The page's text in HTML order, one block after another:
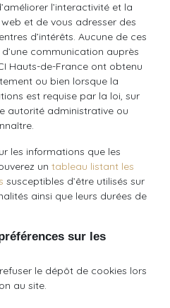
l’interactivité et la
et de vous adresser des
d’intérêts. Aucune de ces
communication auprès
Hauts-de-France ont obtenu
ou bien lorsque la
est requise par la loi, sur
autorité administrative ou
les informations que les
un tableau listant les
susceptibles d’être utilisés sur
ainsi que leurs durées de
sur les
le dépôt de cookies lors
au site.